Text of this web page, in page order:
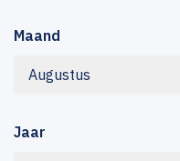
Maand
Augustus
Jaar